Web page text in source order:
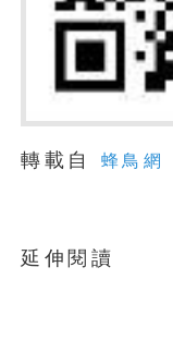
轉載自 蜂鳥網
延伸閱讀